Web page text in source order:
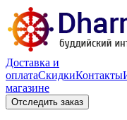
Доставка и
оплатаСкидкиКонтакты
магазине
Отследить заказ